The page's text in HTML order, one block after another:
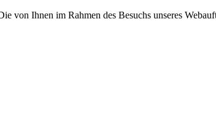
Ihnen im Rahmen des Besuchs unseres